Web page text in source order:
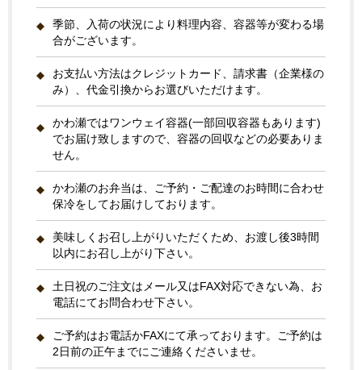
季節、入荷の状況により料理内容、容器等が変わる場
合がございます。
お支払い方法はクレジットカード、請求書（企業様の
み）、代金引換からお選びいただけます。
かわ瀬ではワンウェイ容器(一部回収容器もあります)
でお届け致しますので、容器の回収などの必要ありま
せん。
かわ瀬のお弁当は、ご予約・ご配達のお時間に合わせ
保冷をしてお届けしております。
美味しくお召し上がりいただくため、お渡し後3時間
以内にお召し上がり下さい。
土日祝のご注文はメール又はFAX対応できない為、お
電話にてお問合わせ下さい。
ご予約はお電話かFAXにて承っております。ご予約は
2日前の正午までにご連絡くださいませ。